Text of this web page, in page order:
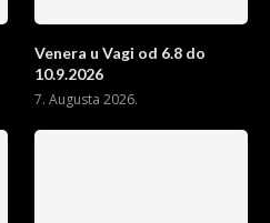
Venera u Vagi od 6.8 do
10.9.2026
7. Augusta 2026.